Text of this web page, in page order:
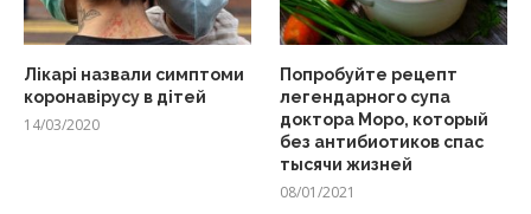
Лікарі назвали симптоми
коронавірусу в дітей
14/03/2020
Попробуйте рецепт
легендарного супа
доктора Моро, который
без антибиотиков спас
тысячи жизней
08/01/2021